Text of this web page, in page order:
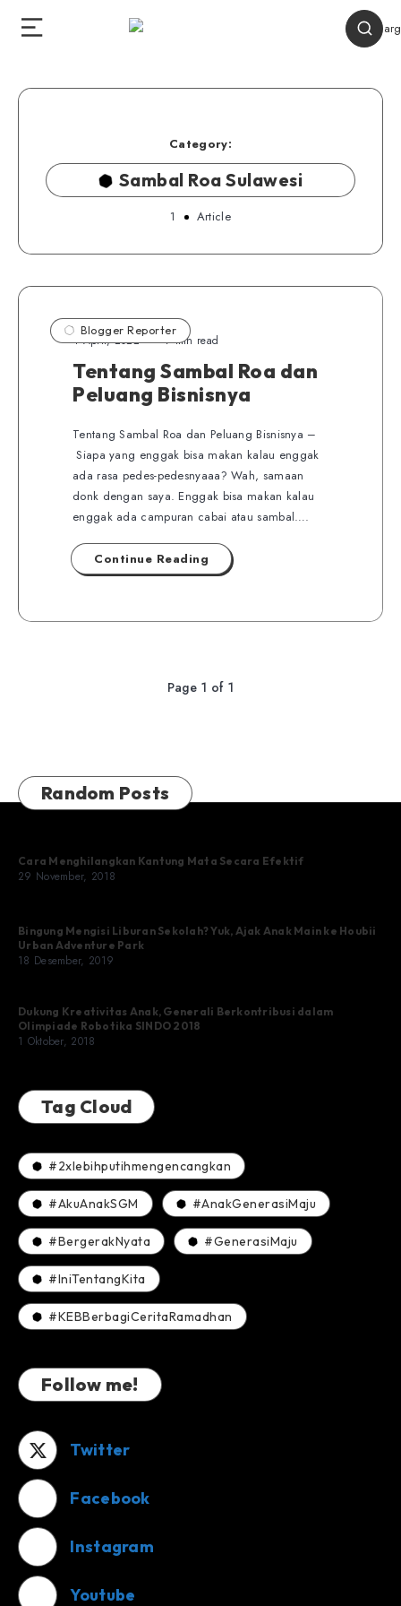
Category:
Sambal Roa Sulawesi
1 Article
Blogger Reporter
4 April, 2022 7 min read
Tentang Sambal Roa dan
Peluang Bisnisnya
Tentang Sambal Roa dan Peluang Bisnisnya –
Siapa yang enggak bisa makan kalau enggak
ada rasa pedes-pedesnyaaa? Wah, samaan
donk dengan saya. Enggak bisa makan kalau
enggak ada campuran cabai atau sambal….
Continue Reading
Page 1 of 1
Random Posts
Cara Menghilangkan Kantung Mata Secara Efektif
29 November, 2018
Bingung Mengisi Liburan Sekolah? Yuk, Ajak Anak Main ke Houbii
Urban Adventure Park
18 Desember, 2019
Dukung Kreativitas Anak, Generali Berkontribusi dalam
Olimpiade Robotika SINDO 2018
1 Oktober, 2018
Tag Cloud
#2xlebihputihmengencangkan
#AkuAnakSGM #AnakGenerasiMaju
#BergerakNyata #GenerasiMaju
#IniTentangKita
#KEBBerbagiCeritaRamadhan
Follow me!
Twitter
Facebook
Instagram
Youtube